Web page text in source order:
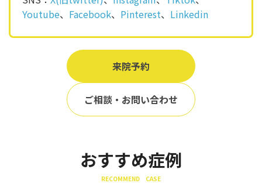
Youtube、 Facebook、 Pinterest、 Linkedin
来院予約
ご相談・お問い合わせ
おすすめ症例
RECOMMEND CASE